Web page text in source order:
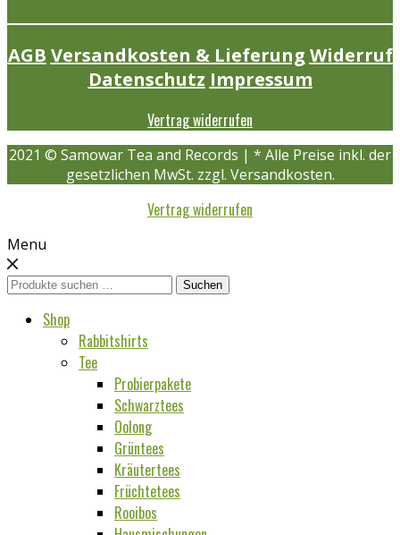
AGB Versandkosten & Lieferung Widerruf
Datenschutz Impressum
Vertrag widerrufen
2021 © Samowar Tea and Records | * Alle Preise inkl. der
gesetzlichen MwSt. zzgl. Versandkosten.
Vertrag widerrufen
Menu
Suchen
Suchen
Shop
Rabbitshirts
Tee
Probierpakete
Schwarztees
Oolong
Grüntees
Kräutertees
Früchtetees
Rooibos